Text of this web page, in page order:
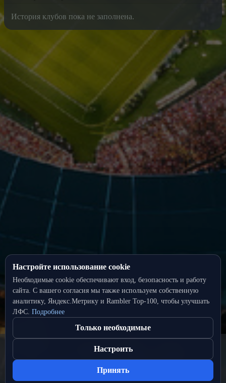
История клубов пока не заполнена.
Настройте использование cookie
Необходимые cookie обеспечивают вход, безопасность и работу
сайта. С вашего согласия мы также используем собственную
аналитику, Яндекс.Метрику и Rambler Top‑100, чтобы улучшать
ЛФС. Подробнее
Только необходимые
Настроить
Принять